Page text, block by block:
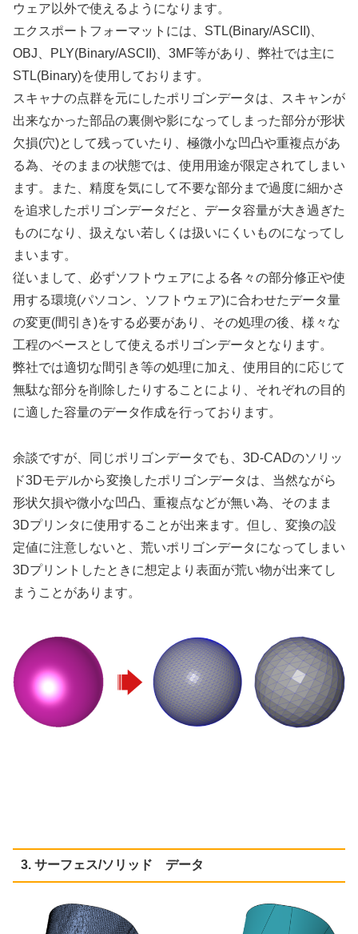
ウェア以外で使えるようになります。
エクスポートフォーマットには、STL(Binary/ASCII)、
OBJ、PLY(Binary/ASCII)、3MF等があり、弊社では主に
STL(Binary)を使用しております。
スキャナの点群を元にしたポリゴンデータは、スキャンが
出来なかった部品の裏側や影になってしまった部分が形状
欠損(穴)として残っていたり、極微小な凹凸や重複点があ
る為、そのままの状態では、使用用途が限定されてしまい
ます。また、精度を気にして不要な部分まで過度に細かさ
を追求したポリゴンデータだと、データ容量が大き過ぎた
ものになり、扱えない若しくは扱いにくいものになってし
まいます。
従いまして、必ずソフトウェアによる各々の部分修正や使
用する環境(パソコン、ソフトウェア)に合わせたデータ量
の変更(間引き)をする必要があり、その処理の後、様々な
工程のベースとして使えるポリゴンデータとなります。
弊社では適切な間引き等の処理に加え、使用目的に応じて
無駄な部分を削除したりすることにより、それぞれの目的
に適した容量のデータ作成を行っております。
余談ですが、同じポリゴンデータでも、3D-CADのソリッ
ド3Dモデルから変換したポリゴンデータは、当然ながら
形状欠損や微小な凹凸、重複点などが無い為、そのまま
3Dプリンタに使用することが出来ます。但し、変換の設
定値に注意しないと、荒いポリゴンデータになってしまい
3Dプリントしたときに想定より表面が荒い物が出来てし
まうことがあります。
3. サーフェス/ソリッド データ